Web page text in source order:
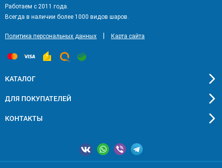
Работаем с 2011 года.
Всегда в наличии более 1000 видов шаров.
Политика персональных данных Карта сайта
КАТАЛОГ
ДЛЯ ПОКУПАТЕЛЕЙ
КОНТАКТЫ